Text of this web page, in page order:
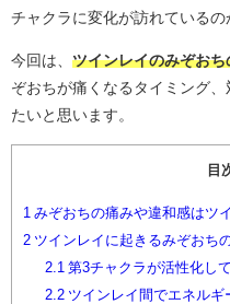
チャクラに変化が訪れているの
今回は、 ツインレイのみぞおち
ぞおちが痛くなるタイミング
たいと思います。
目
1 みぞおちの痛みや違和感はツ
2 ツインレイに起きるみぞおち
2.1 第3チャクラが活性化し
2.2ツインレイ間でエネルギ